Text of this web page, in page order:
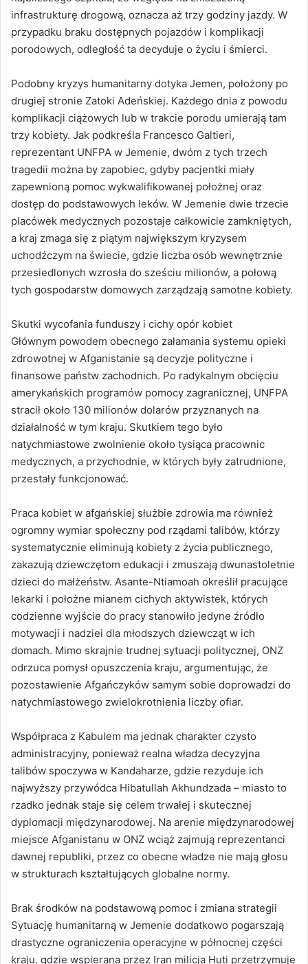
infrastrukturę drogową, oznacza aż trzy godziny jazdy. W
przypadku braku dostępnych pojazdów i komplikacji
porodowych, odległość ta decyduje o życiu i śmierci.
Podobny kryzys humanitarny dotyka Jemen, położony po
drugiej stronie Zatoki Adeńskiej. Każdego dnia z powodu
komplikacji ciążowych lub w trakcie porodu umierają tam
trzy kobiety. Jak podkreśla Francesco Galtieri,
reprezentant UNFPA w Jemenie, dwóm z tych trzech
tragedii można by zapobiec, gdyby pacjentki miały
zapewnioną pomoc wykwalifikowanej położnej oraz
dostęp do podstawowych leków. W Jemenie dwie trzecie
placówek medycznych pozostaje całkowicie zamkniętych,
a kraj zmaga się z piątym największym kryzysem
uchodźczym na świecie, gdzie liczba osób wewnętrznie
przesiedlonych wzrosła do sześciu milionów, a połową
tych gospodarstw domowych zarządzają samotne kobiety.
Skutki wycofania funduszy i cichy opór kobiet
Głównym powodem obecnego załamania systemu opieki
zdrowotnej w Afganistanie są decyzje polityczne i
finansowe państw zachodnich. Po radykalnym obcięciu
amerykańskich programów pomocy zagranicznej, UNFPA
stracił około 130 milionów dolarów przyznanych na
działalność w tym kraju. Skutkiem tego było
natychmiastowe zwolnienie około tysiąca pracownic
medycznych, a przychodnie, w których były zatrudnione,
przestały funkcjonować.
Praca kobiet w afgańskiej służbie zdrowia ma również
ogromny wymiar społeczny pod rządami talibów, którzy
systematycznie eliminują kobiety z życia publicznego,
zakazują dziewczętom edukacji i zmuszają dwunastoletnie
dzieci do małżeństw. Asante-Ntiamoah określił pracujące
lekarki i położne mianem cichych aktywistek, których
codzienne wyjście do pracy stanowiło jedyne źródło
motywacji i nadziei dla młodszych dziewcząt w ich
domach. Mimo skrajnie trudnej sytuacji politycznej, ONZ
odrzuca pomysł opuszczenia kraju, argumentując, że
pozostawienie Afgańczyków samym sobie doprowadzi do
natychmiastowego zwielokrotnienia liczby ofiar.
Współpraca z Kabulem ma jednak charakter czysto
administracyjny, ponieważ realna władza decyzyjna
talibów spoczywa w Kandaharze, gdzie rezyduje ich
najwyższy przywódca Hibatullah Akhundzada – miasto to
rzadko jednak staje się celem trwałej i skutecznej
dyplomacji międzynarodowej. Na arenie międzynarodowej
miejsce Afganistanu w ONZ wciąż zajmują reprezentanci
dawnej republiki, przez co obecne władze nie mają głosu
w strukturach kształtujących globalne normy.
Brak środków na podstawową pomoc i zmiana strategii
Sytuację humanitarną w Jemenie dodatkowo pogarszają
drastyczne ograniczenia operacyjne w północnej części
kraju, gdzie wspierana przez Iran milicja Huti przetrzymuje